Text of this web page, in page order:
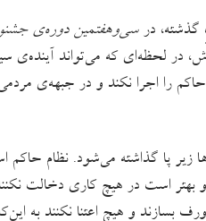
گذشته، درسی‌وهفتمین دوره‌ی
در لحظه‌ای که می‌تواند آینده‌ی
را اجرا نکند و در جبهه‌ی
پا گذاشته می‌شود. نظام حاکم
و بهتر است در هیچ کاری دخالت
و هیچ اعتنا نکنند به